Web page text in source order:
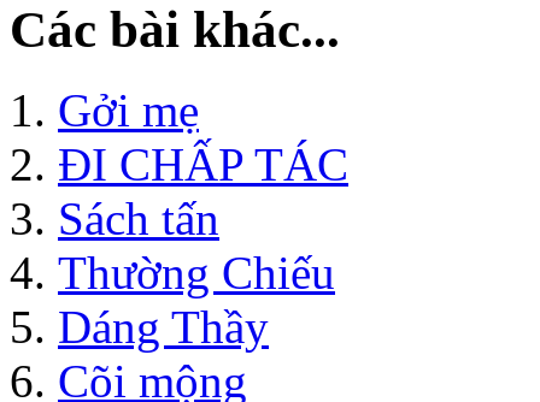
Các bài khác...
Gởi mẹ
ĐI CHẤP TÁC
Sách tấn
Thường Chiếu
Dáng Thầy
Cõi mộng